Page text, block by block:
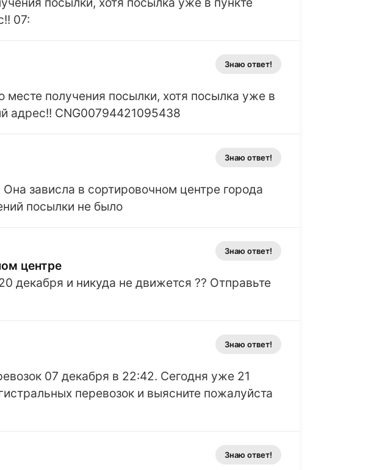
07:
получения посылки, хотя посылка уже в
адрес!! CNG00794421095438
Знаю ответ!
зависла в сортировочном центре города
посылки не было
Знаю ответ!
центре
декабря и никуда не движется ?? Отправьте
Знаю ответ!
07 декабря в 22:42. Сегодня уже 21
перевозок и выясните пожалуйста
Знаю ответ!
Знаю ответ!